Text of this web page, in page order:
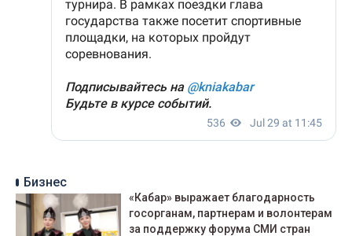
Бизнес
«Кабар» выражает благодарность
госорганам, партнерам и волонтерам
за поддержку форума СМИ стран